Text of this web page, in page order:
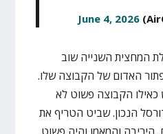
June 4, 2026
המחצית השנייה שוב
האדום של הקבוצה שלו.
כאילו הקבוצה פשוט לא
הנכון. שביט הטריף את